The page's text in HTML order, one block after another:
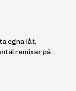
egna låt,
remixar på...